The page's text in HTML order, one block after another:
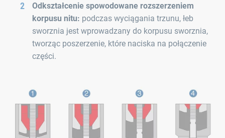
Odkształcenie spowodowane rozszerzeniem
korpusu nitu: podczas wyciągania trzunu, łeb
sworznia jest wprowadzany do korpusu sworznia,
tworząc poszerzenie, które naciska na połączenie
części.